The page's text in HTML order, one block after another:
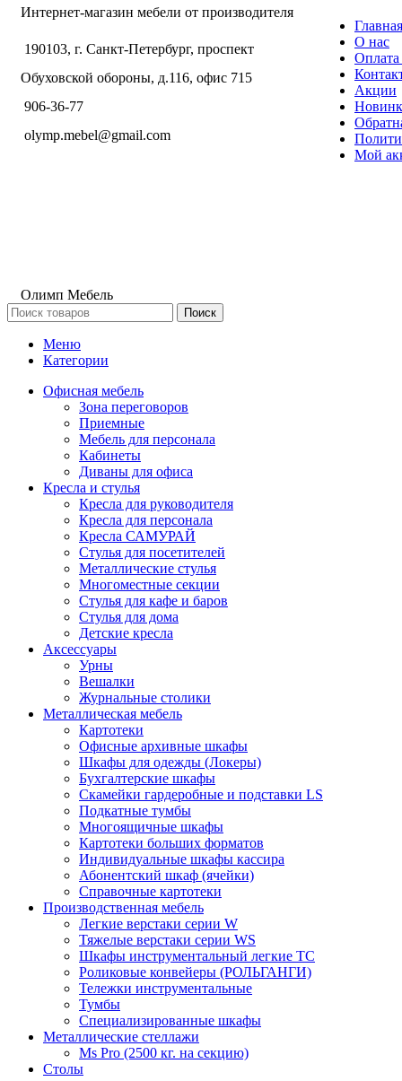
Интернет-магазин мебели от производителя
190103, г. Санкт-Петербург, проспект
Обуховской обороны, д.116, офис 715
906-36-77
olymp.mebel@gmail.com
Главная
О нас
Оплата
Акции
Мой
Олимп Мебель
Поиск
Меню
Категории
Офисная мебель
Зона переговоров
Приемные
Мебель для персонала
Кабинеты
Диваны для офиса
Кресла и стулья
Кресла для руководителя
Кресла для персонала
Кресла САМУРАЙ
Стулья для посетителей
Металлические стулья
Многоместные секции
Стулья для кафе и баров
Стулья для дома
Детские кресла
Аксессуары
Урны
Вешалки
Журнальные столики
Металлическая мебель
Картотеки
Офисные архивные шкафы
Шкафы для одежды (Локеры)
Бухгалтерские шкафы
Скамейки гардеробные и подставки LS
Подкатные тумбы
Многоящичные шкафы
Картотеки больших форматов
Индивидуальные шкафы кассира
Абонентский шкаф (ячейки)
Справочные картотеки
Производственная мебель
Легкие верстаки серии W
Тяжелые верстаки серии WS
Шкафы инструментальный легкие ТС
Роликовые конвейеры (РОЛЬГАНГИ)
Тележки инструментальные
Тумбы
Специализированные шкафы
Металлические стеллажи
Ms Pro (2500 кг. на секцию)
Столы